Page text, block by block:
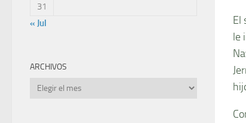
El
le
31
« Jul
ARCHIVOS
Archivos